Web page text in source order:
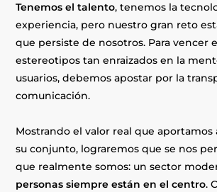
Tenemos el talento, tenemos la
experiencia, pero nuestro gran reto
que persiste de nosotros. Para vencer
estereotipos tan enraizados en la
usuarios, debemos apostar por la
comunicación.
Mostrando el valor real que aportamos
su conjunto, lograremos que se nos
que realmente somos: un sector
personas siempre están en el centro.